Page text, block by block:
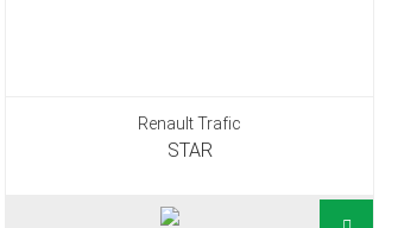
Renault Trafic
STAR